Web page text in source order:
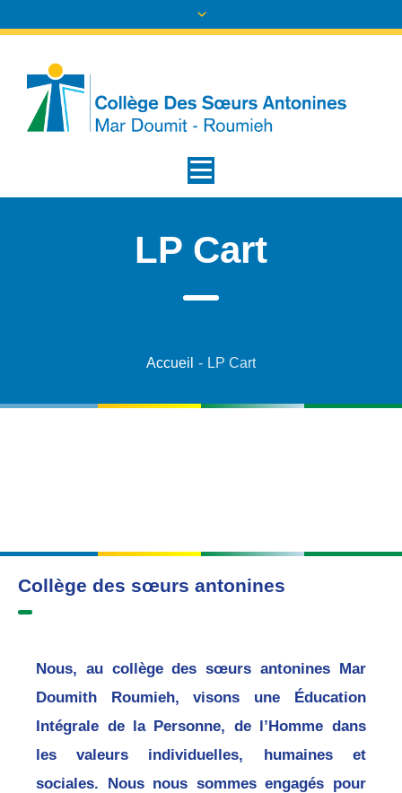
LP Cart
Accueil - LP Cart
Collège des sœurs antonines
Nous, au collège des sœurs antonines Mar
Doumith Roumieh, visons une Éducation
Intégrale de la Personne, de l’Homme dans
les valeurs individuelles, humaines et
sociales. Nous nous sommes engagés pour